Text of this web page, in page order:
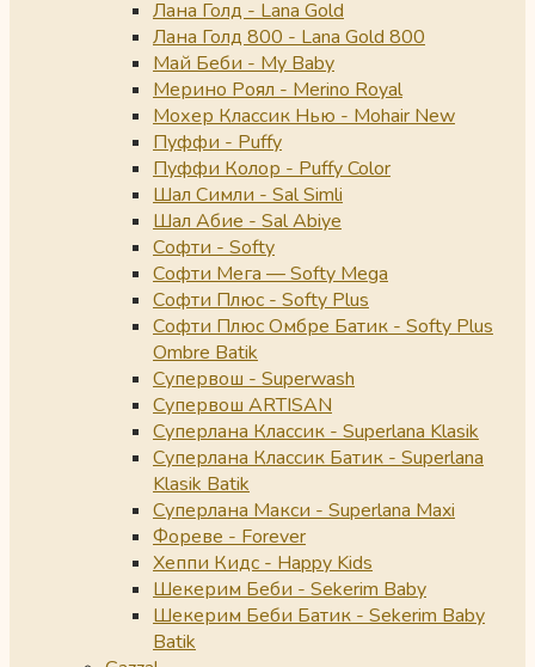
Лана Голд - Lana Gold
Лана Голд 800 - Lana Gold 800
Май Беби - My Baby
Мерино Роял - Merino Royal
Мохер Классик Нью - Mohair New
Пуффи - Puffy
Пуффи Колор - Puffy Color
Шал Симли - Sal Simli
Шал Абие - Sal Abiye
Софти - Softy
Софти Мега — Softy Mega
Софти Плюс - Softy Plus
Софти Плюс Омбре Батик - Softy Plus
Ombre Batik
Супервош - Superwash
Супервош ARTISAN
Суперлана Классик - Superlana Klasik
Суперлана Классик Батик - Superlana
Klasik Batik
Суперлана Макси - Superlana Maxi
Фореве - Forever
Хеппи Кидс - Happy Kids
Шекерим Беби - Sekerim Baby
Шекерим Беби Батик - Sekerim Baby
Batik